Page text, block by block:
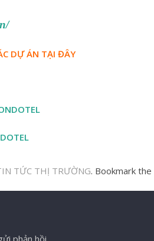
DỰ ÁN TẠI ĐÂY
TỨC THỊ TRƯỜNG. Bookmark the
phản hồi.